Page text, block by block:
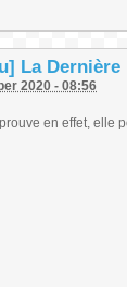
La Dernière
2020 - 08:56
en effet, elle